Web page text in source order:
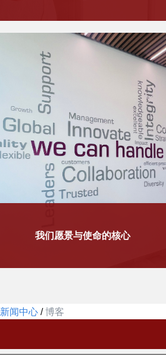
​​我们愿景与使命的核心
​新闻中心 /​博客